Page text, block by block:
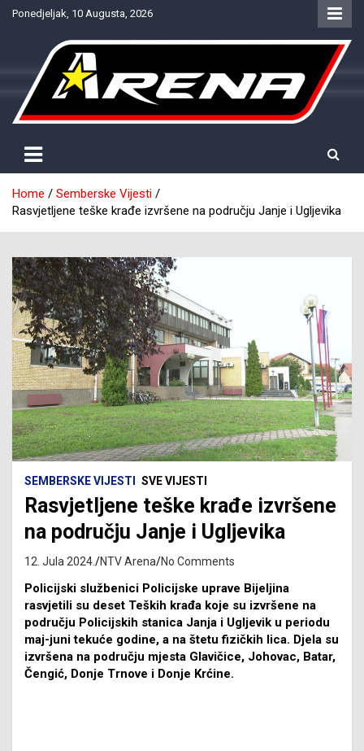
SkipPonedjeljak, 10 Augusta, 2026
NTV Arena
Home
Semberske Vijesti
Rasvjetljene teške krađe izvršene na području Janje i Ugljevika
SEMBERSKE VIJESTI SVE VIJESTI
Rasvjetljene teške krađe izvršene
na području Janje i Ugljevika
12. Jula 2024. NTV Arena No Comments
Policijski službenici Policijske uprave Bijeljina
rasvjetili su deset Teških krađa koje su izvršene na
području Policijskih stanica Janja i Ugljevik u periodu
maj-juni tekuće godine, a na štetu fizičkih lica. Djela su
izvršena na području mjesta Glavičice, Johovac, Batar,
Čengić, Donje Trnove i Donje Krćine.